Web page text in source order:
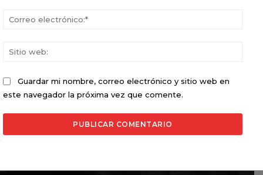
Guardar mi nombre, correo electrónico y sitio web en
este navegador la próxima vez que comente.